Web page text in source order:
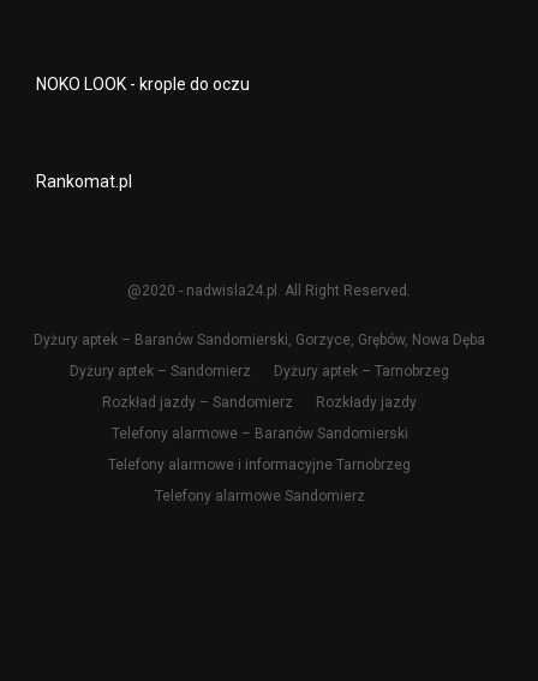
NOKO LOOK - krople do oczu
Rankomat.pl
@2020 - nadwisla24.pl. All Right Reserved.
Dyżury aptek – Baranów Sandomierski, Gorzyce, Grębów, Nowa Dęba
Dyżury aptek – Sandomierz
Dyżury aptek – Tarnobrzeg
Rozkład jazdy – Sandomierz
Rozkłady jazdy
Telefony alarmowe – Baranów Sandomierski
Telefony alarmowe i informacyjne Tarnobrzeg
Telefony alarmowe Sandomierz